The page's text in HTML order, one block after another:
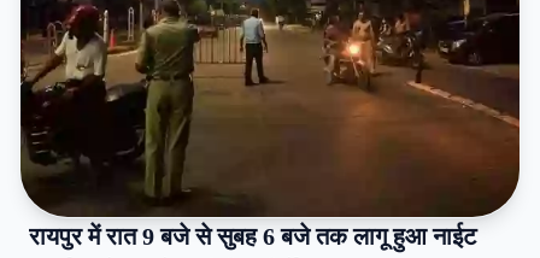
रायपुर में रात 9 बजे से सुबह 6 बजे तक लागू हुआ नाईट